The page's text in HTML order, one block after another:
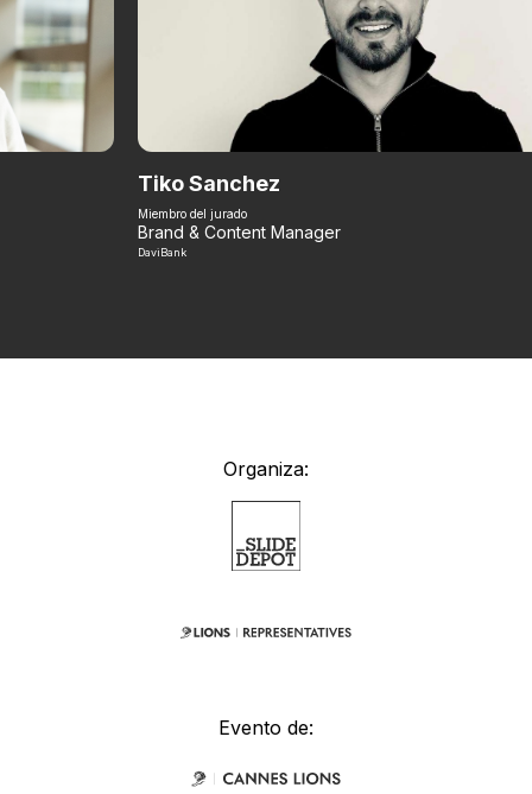
Tiko Sanchez
Miembro del jurado
Brand & Content Manager
DaviBank
Organiza:
Evento de: